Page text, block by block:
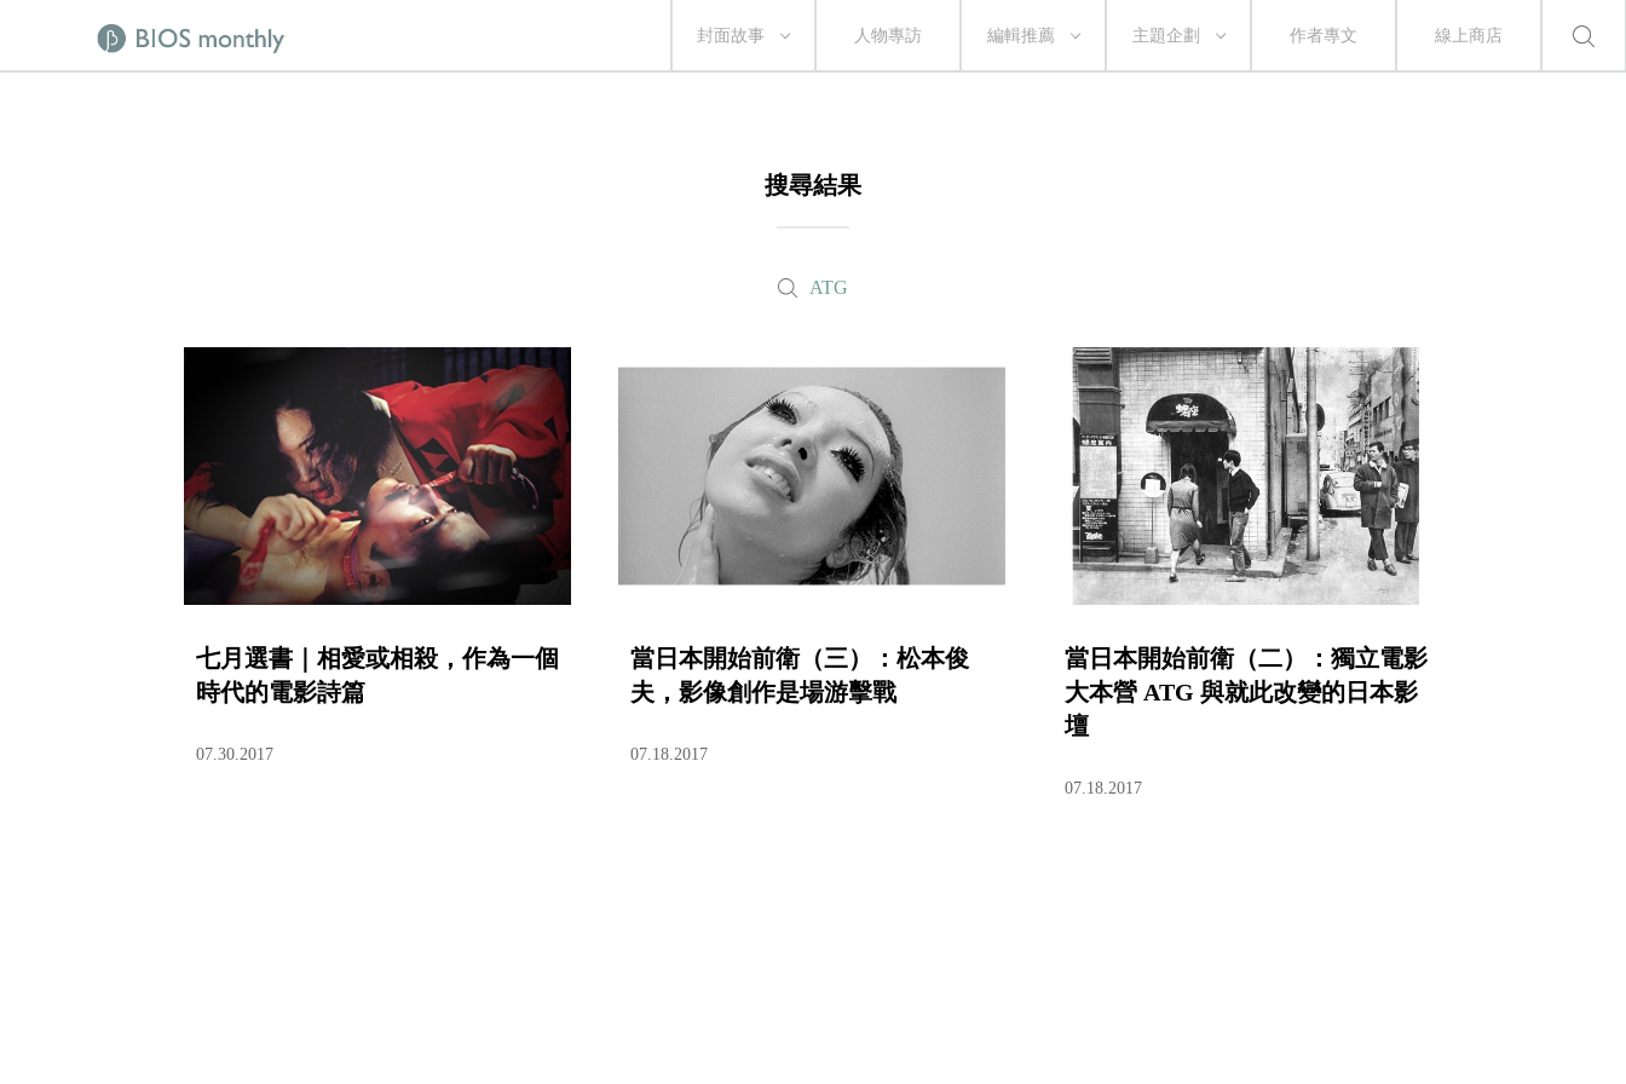
封面故事 人物專訪 編輯推薦 主題企劃 作者專文 線上商店
搜尋結果
ATG
七月選書｜相愛或相殺，作為一個
時代的電影詩篇
07.30.2017
當日本開始前衛（三）：松本俊
夫，影像創作是場游擊戰
07.18.2017
當日本開始前衛（二）：獨立電影
大本營 ATG 與就此改變的日本影
壇
07.18.2017